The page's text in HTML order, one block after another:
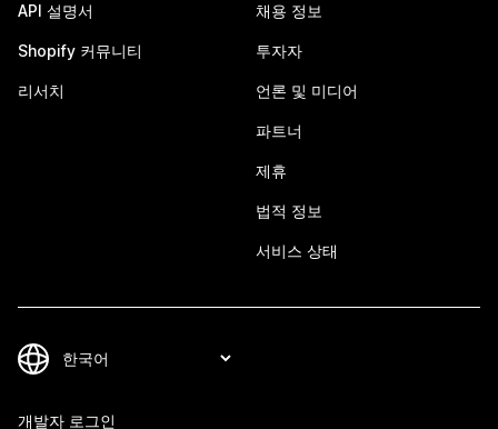
API 설명서
Shopify 커뮤니티
리서치
채용 정보
투자자
언론 및 미디어
파트너
제휴
법적 정보
서비스 상태
개발자 로그인